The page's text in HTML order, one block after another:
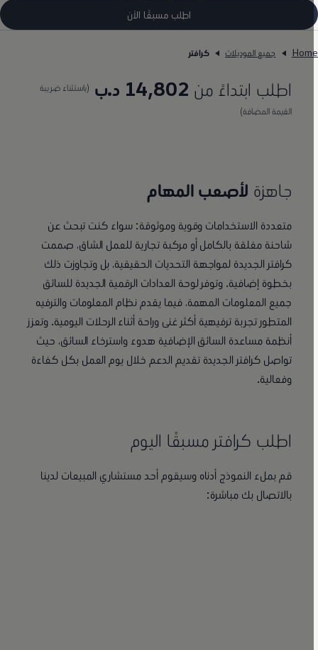
اطلب مسبقًا الآن
جميع الموديلات كرافتر
اطلب ابتداءً من 14,802 د.ب
(باستثناء ضريبة
القيمة المضافة)
جاهزة لأصعب المهام
متعددة الاستخدامات وقوية وموثوقة: سواء كنت تبحث عن
شاحنة مغلقة بالكامل أو مركبة تجارية للعمل الشاق، صممت
كرافتر الجديدة لمواجهة التحديات الحقيقية، بل وتجاوزت ذلك
بخطوة إضافية. وتوفر لوحة العدادات الرقمية الجديدة للسائق
جميع المعلومات المهمة، فيما يقدم نظام المعلومات والترفيه
المتطور تجربة ترفيهية أكثر غنى وراحة أثناء الرحلات اليومية. وتعزز
أنظمة مساعدة السائق الإضافية هدوء واسترخاء السائق، حيث
تواصل كرافتر الجديدة تقديم الدعم خلال يوم العمل بكل كفاءة
وفعالية.
اطلب كرافتر مسبقًا اليوم
قم بملء النموذج أدناه وسيقوم أحد مستشاري المبيعات لدينا
بالاتصال بك مباشرة: